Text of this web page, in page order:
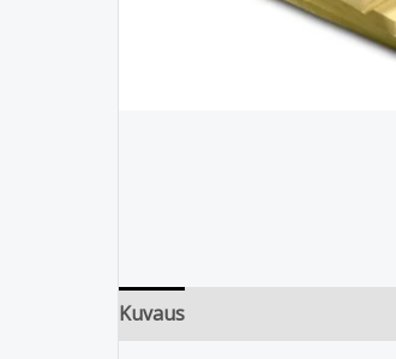
Kuvaus